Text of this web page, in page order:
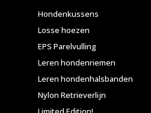
Hondenkussens
Losse hoezen
EPS Parelvulling
Leren hondenriemen
Leren hondenhalsbanden
Nylon Retrieverlijn